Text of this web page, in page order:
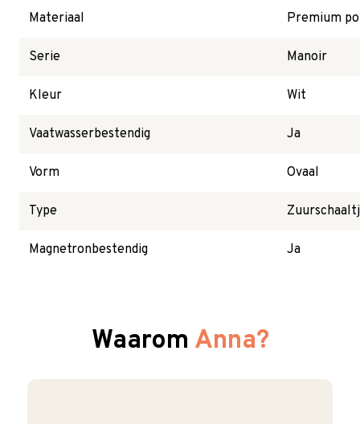
Materiaal Premium
Serie Manoir
Kleur Wit
Vaatwasserbestendig Ja
Vorm Ovaal
Type
Magnetronbestendig Ja
Waarom Anna?